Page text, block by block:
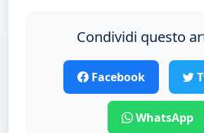
Condividi questo
Facebook
WhatsApp